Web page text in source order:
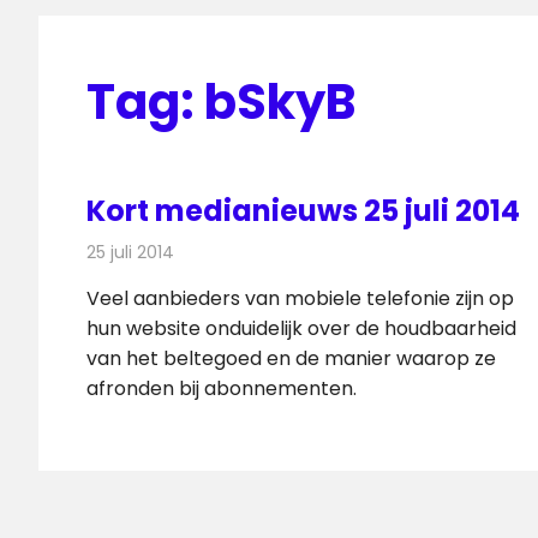
Tag: bSkyB
Kort medianieuws 25 juli 2014
25 juli 2014
Veel aanbieders van mobiele telefonie zijn op
hun website onduidelijk over de houdbaarheid
van het beltegoed en de manier waarop ze
afronden bij abonnementen.